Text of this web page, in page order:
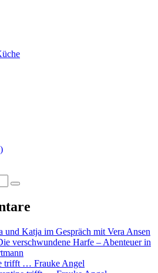
und Katja im Gespräch mit Vera Ansen
verschwundene Harfe – Abenteuer in
trifft … Frauke Angel